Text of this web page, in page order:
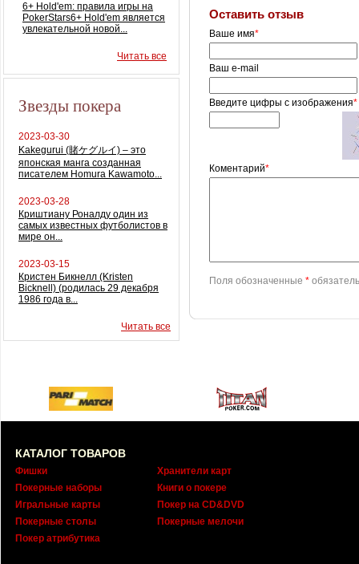
6+ Hold'em: правила игры на
PokerStars6+ Hold'em является
увлекательной новой...
Читать все
Звезды покера
2023-03-30
Kakegurui (賭ケグルイ) – это
японская манга созданная
писателем Homura Kawamoto...
2023-03-28
Криштиану Роналду один из
самых известных футболистов в
мире он...
2023-03-15
Кристен Бикнелл (Kristen
Bicknell) (родилась 29 декабря
1986 года в...
Читать все
Оставить отзыв
Ваше имя*
Ваш e-mail
Введите цифры с изображения*
Коментарий*
Поля обозначенные *
КАТАЛОГ ТОВАРОВ
Фишки
Покерные наборы
Игральные карты
Покерные столы
Покер атрибутика
Хранители карт
Книги о покере
Покер на CD&DVD
Покерные мелочи